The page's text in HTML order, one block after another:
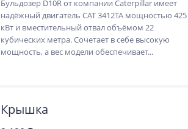
Бульдозер D10R от компании Caterpillar имеет
надёжный двигатель CAT 3412TA мощностью 425
кВт и вместительный отвал объёмом 22
кубических метра. Сочетает в себе высокую
мощность, а вес модели обеспечивает...
Крышка